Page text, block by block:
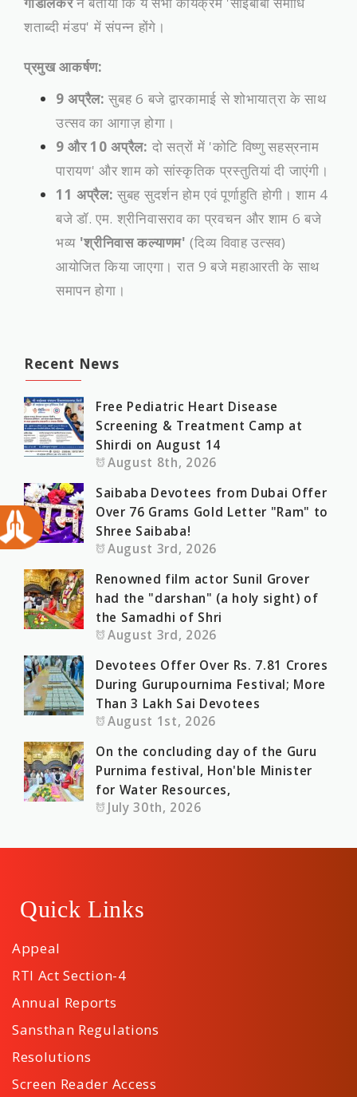
शताब्दी मंडप' में संपन्न होंगे।
प्रमुख आकर्षण:
9 अप्रैल: सुबह 6 बजे द्वारकामाई से शोभायात्रा के साथ
उत्सव का आगाज़ होगा।
9 और 10 अप्रैल: दो सत्रों में 'कोटि विष्णु सहस्रनाम
पारायण' और शाम को सांस्कृतिक प्रस्तुतियां दी जाएंगी।
11 अप्रैल: सुबह सुदर्शन होम एवं पूर्णाहुति होगी। शाम 4
बजे डॉ. एम. श्रीनिवासराव का प्रवचन और शाम 6 बजे
भव्य 'श्रीनिवास कल्याणम' (दिव्य विवाह उत्सव)
आयोजित किया जाएगा। रात 9 बजे महाआरती के साथ
समापन होगा।
Recent News
Free Pediatric Heart Disease
Screening & Treatment Camp at
Shirdi on August 14
August 8th, 2026
Saibaba Devotees from Dubai Offer
Over 76 Grams Gold Letter "Ram" to
Shree Saibaba!
August 3rd, 2026
Renowned film actor Sunil Grover
had the "darshan" (a holy sight) of
the Samadhi of Shri
August 3rd, 2026
Devotees Offer Over Rs. 7.81 Crores
During Gurupournima Festival; More
Than 3 Lakh Sai Devotees
August 1st, 2026
On the concluding day of the Guru
Purnima festival, Hon'ble Minister
for Water Resources,
July 30th, 2026
Quick Links
Appeal
RTI Act Section-4
Annual Reports
Sansthan Regulations
Resolutions
Screen Reader Access